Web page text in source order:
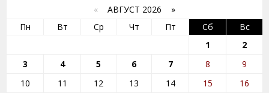
« АВГУСТ 2026 »
Пн
Вт Ср Чт Пт Сб
Вс
1
2
3
4 5 6 7 8
9
10
11 12 13 14 15
16